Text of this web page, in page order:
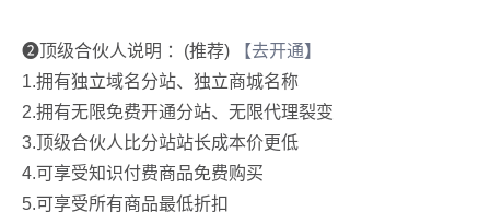
➋顶级合伙人说明 ：(推荐)
【去开通】
1.拥有独立域名分站、独立商城名称
2.拥有无限免费开通分站、无限代理裂变
3.顶级合伙人比分站站长成本价更低
4.可享受知识付费商品免费购买
5.可享受所有商品最低折扣